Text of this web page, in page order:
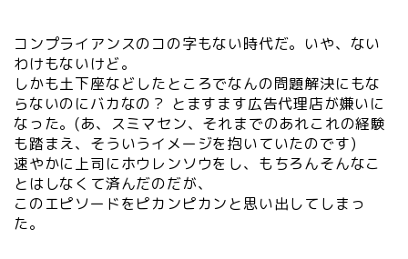
コンプライアンスのコの字もない時代だ。いや、ない
わけもないけど。
しかも土下座などしたところでなんの問題解決にもな
らないのにバカなの？ とますます広告代理店が嫌いに
なった。(あ、スミマセン、それまでのあれこれの経験
も踏まえ、そういうイメージを抱いていたのです)
速やかに上司にホウレンソウをし、もちろんそんなこ
とはしなくて済んだのだが、
このエピソードをピカンピカンと思い出してしまっ
た。